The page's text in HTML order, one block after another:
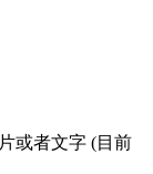
或者文字 (目前